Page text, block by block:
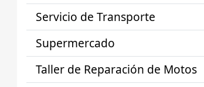
Servicio de Transporte
Supermercado
Taller de Reparación de Motos